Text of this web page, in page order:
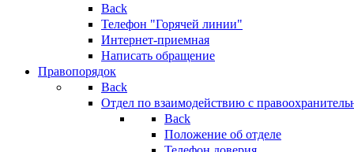
Back
Телефон "Горячей линии"
Интернет-приемная
Написать обращение
Правопорядок
Back
Отдел по взаимодействию с
Back
Положение об отделе